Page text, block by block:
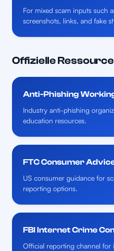
For mixed scam inputs such
screenshots, links, and fake
Offizielle
Anti-Phishing
Industry anti-phishing
education resources.
FTC Consumer
US consumer guidance for
reporting options.
FBI Internet Crime
Official reporting channel for